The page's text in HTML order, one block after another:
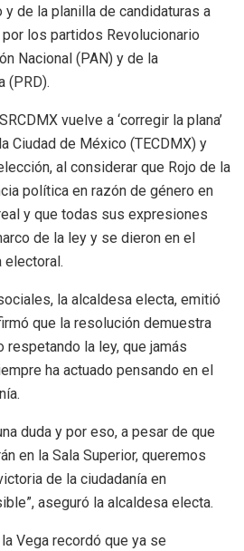
y de la planilla de candidaturas a
los partidos Revolucionario
Nacional (PAN) y de la
(PRD).
vuelve a ‘corregir la plana’
Ciudad de México (TECDMX) y
al considerar que Rojo de la
política en razón de género en
y que todas sus expresiones
de la ley y se dieron en el
electoral.
la alcaldesa electa, emitió
que la resolución demuestra
la ley, que jamás
ha actuado pensando en el
duda y por eso, a pesar de que
en la Sala Superior, queremos
de la ciudadanía en
aseguró la alcaldesa electa.
Vega recordó que ya se